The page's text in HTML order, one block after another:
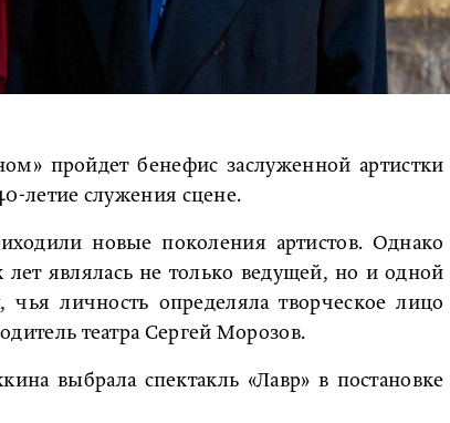
пройдет бенефис заслуженной артистки
летие служения сцене.
новые поколения артистов. Однако
являлась не только ведущей, но и одной
личность определяла творческое лицо
театра Сергей Морозов.
выбрала спектакль «Лавр» в постановке